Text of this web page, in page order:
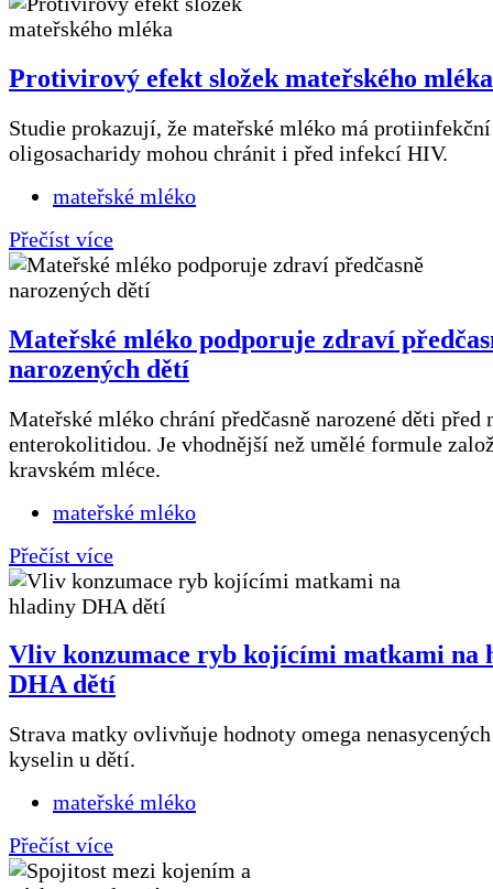
Protivirový efekt složek mateřského mléka
Studie prokazují, že mateřské mléko má
oligosacharidy mohou chránit i před infekcí HIV.
mateřské mléko
Přečíst více
Mateřské mléko podporuje zdraví
narozených dětí
Mateřské mléko chrání předčasně narozené děti
enterokolitidou. Je vhodnější než umělé formule
kravském mléce.
mateřské mléko
Přečíst více
Vliv konzumace ryb kojícími matkami na
DHA dětí
Strava matky ovlivňuje hodnoty omega
kyselin u dětí.
mateřské mléko
Přečíst více